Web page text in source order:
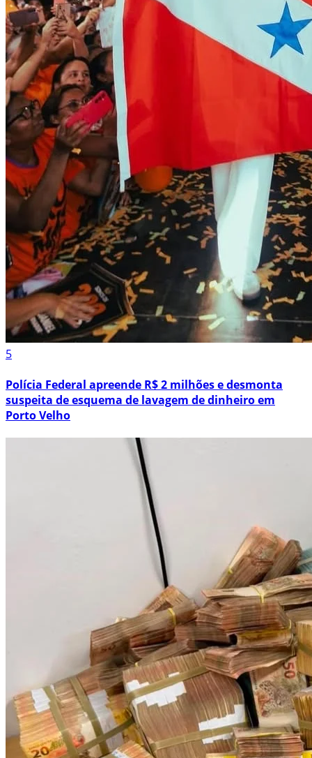
5
Polícia Federal apreende R$ 2 milhões e desmonta
suspeita de esquema de lavagem de dinheiro em
Porto Velho